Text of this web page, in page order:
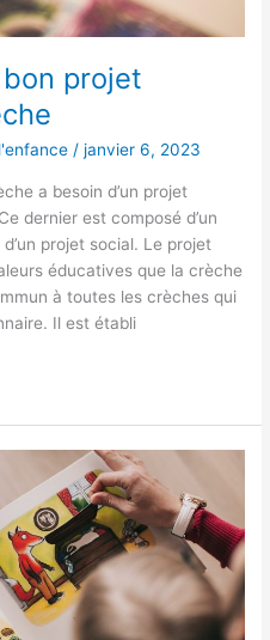
bon projet
/janvier 6, 2023
a besoin d’un projet
dernier est composé d’un
projet social. Le projet
éducatives que la crèche
à toutes les crèches qui
Il est établi